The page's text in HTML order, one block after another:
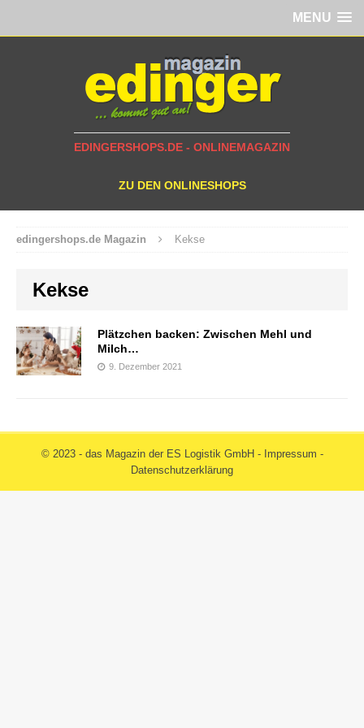
MENU
EDINGERSHOPS.DE - ONLINEMAGAZIN
ZU DEN ONLINESHOPS
edingershops.de Magazin Kekse
Kekse
Plätzchen backen: Zwischen Mehl und
Milch…
9. Dezember 2021
© 2023 - das Magazin der ES Logistik GmbH - Impressum -
Datenschutzerklärung